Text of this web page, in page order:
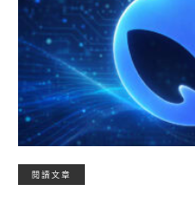
閱讀文章